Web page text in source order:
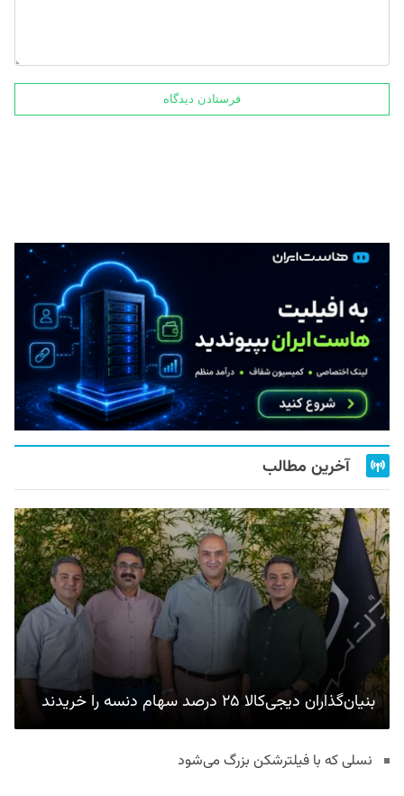
آخرین مطالب
بنیان‌گذاران دیجی‌کالا ۲۵ درصد سهام دنسه را خریدند
نسلی که با فیلترشکن بزرگ می‌شود